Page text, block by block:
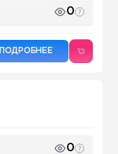
0
ПОДРОБНЕЕ
0